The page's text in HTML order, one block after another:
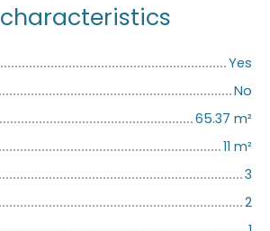
Yes
No
65.37 m²
11 m²
3
2